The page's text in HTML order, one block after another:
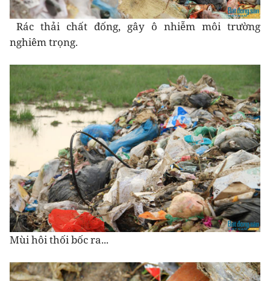
Rác thải chất đống, gây ô nhiễm môi trường
nghiêm trọng.
Mùi hôi thối bốc ra...